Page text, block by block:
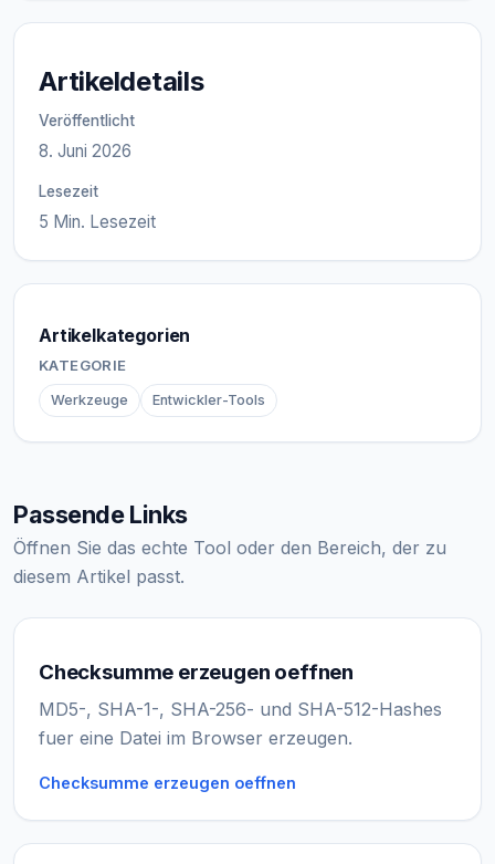
Artikeldetails
Veröffentlicht
8. Juni 2026
Lesezeit
5 Min. Lesezeit
Artikelkategorien
KATEGORIE
Werkzeuge Entwickler-Tools
Passende Links
Öffnen Sie das echte Tool oder den Bereich, der zu
diesem Artikel passt.
Checksumme erzeugen oeffnen
MD5-, SHA-1-, SHA-256- und SHA-512-Hashes
fuer eine Datei im Browser erzeugen.
Checksumme erzeugen oeffnen